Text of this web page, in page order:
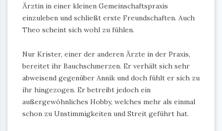
Ärztin in einer kleinen Gemeinschaftspraxis
einzuleben und schließt erste Freundschaften. Auch
Theo scheint sich wohl zu fühlen.
Nur Krister, einer der anderen Ärzte in der Praxis,
bereitet ihr Bauchschmerzen. Er verhält sich sehr
abweisend gegenüber Annik und doch fühlt er sich zu
ihr hingezogen. Er betreibt jedoch ein
außergewöhnliches Hobby, welches mehr als einmal
schon zu Unstimmigkeiten und Streit geführt hat.